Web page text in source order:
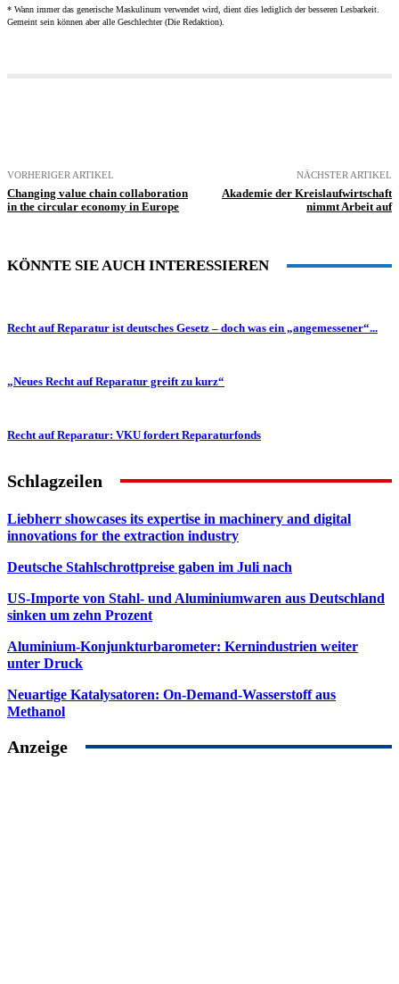
* Wann immer das generische Maskulinum verwendet wird, dient dies lediglich der besseren Lesbarkeit.
Gemeint sein können aber alle Geschlechter (Die Redaktion).
VORHERIGER ARTIKEL
Changing value chain collaboration
in the circular economy in Europe
NÄCHSTER ARTIKEL
Akademie der Kreislaufwirtschaft
nimmt Arbeit auf
KÖNNTE SIE AUCH INTERESSIEREN
Recht auf Reparatur ist deutsches Gesetz – doch was ein „angemessener“...
„Neues Recht auf Reparatur greift zu kurz“
Recht auf Reparatur: VKU fordert Reparaturfonds
Schlagzeilen
Liebherr showcases its expertise in machinery and digital
innovations for the extraction industry
Deutsche Stahlschrottpreise gaben im Juli nach
US-Importe von Stahl- und Aluminiumwaren aus Deutschland
sinken um zehn Prozent
Aluminium-Konjunkturbarometer: Kernindustrien weiter
unter Druck
Neuartige Katalysatoren: On-Demand-Wasserstoff aus
Methanol
Anzeige